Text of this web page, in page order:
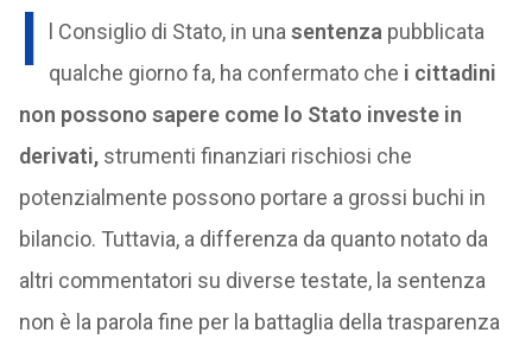
I l Consiglio di Stato, in una sentenza pubblicata
qualche giorno fa, ha confermato che i cittadini
non possono sapere come lo Stato investe in
derivati, strumenti finanziari rischiosi che
potenzialmente possono portare a grossi buchi in
bilancio. Tuttavia, a differenza da quanto notato da
altri commentatori su diverse testate, la sentenza
non è la parola fine per la battaglia della trasparenza